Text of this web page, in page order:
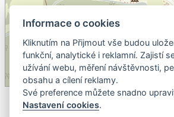
©OpenStreetMapcontributors.
Informace o cookies
Kliknutím na Přijmout vše budou
funkční, analytické i reklamní. Zajistí
užívání webu, měření návštěvnosti,
obsahu a cílení reklamy.
Své preference můžete snadno
Nastavení cookies.